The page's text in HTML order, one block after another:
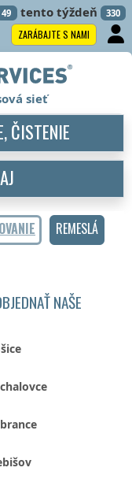
49 tento týždeň 330
ZARÁBAJTE S NAMI
REMESLÁ
NAŠE
sieť
ČISTENIE